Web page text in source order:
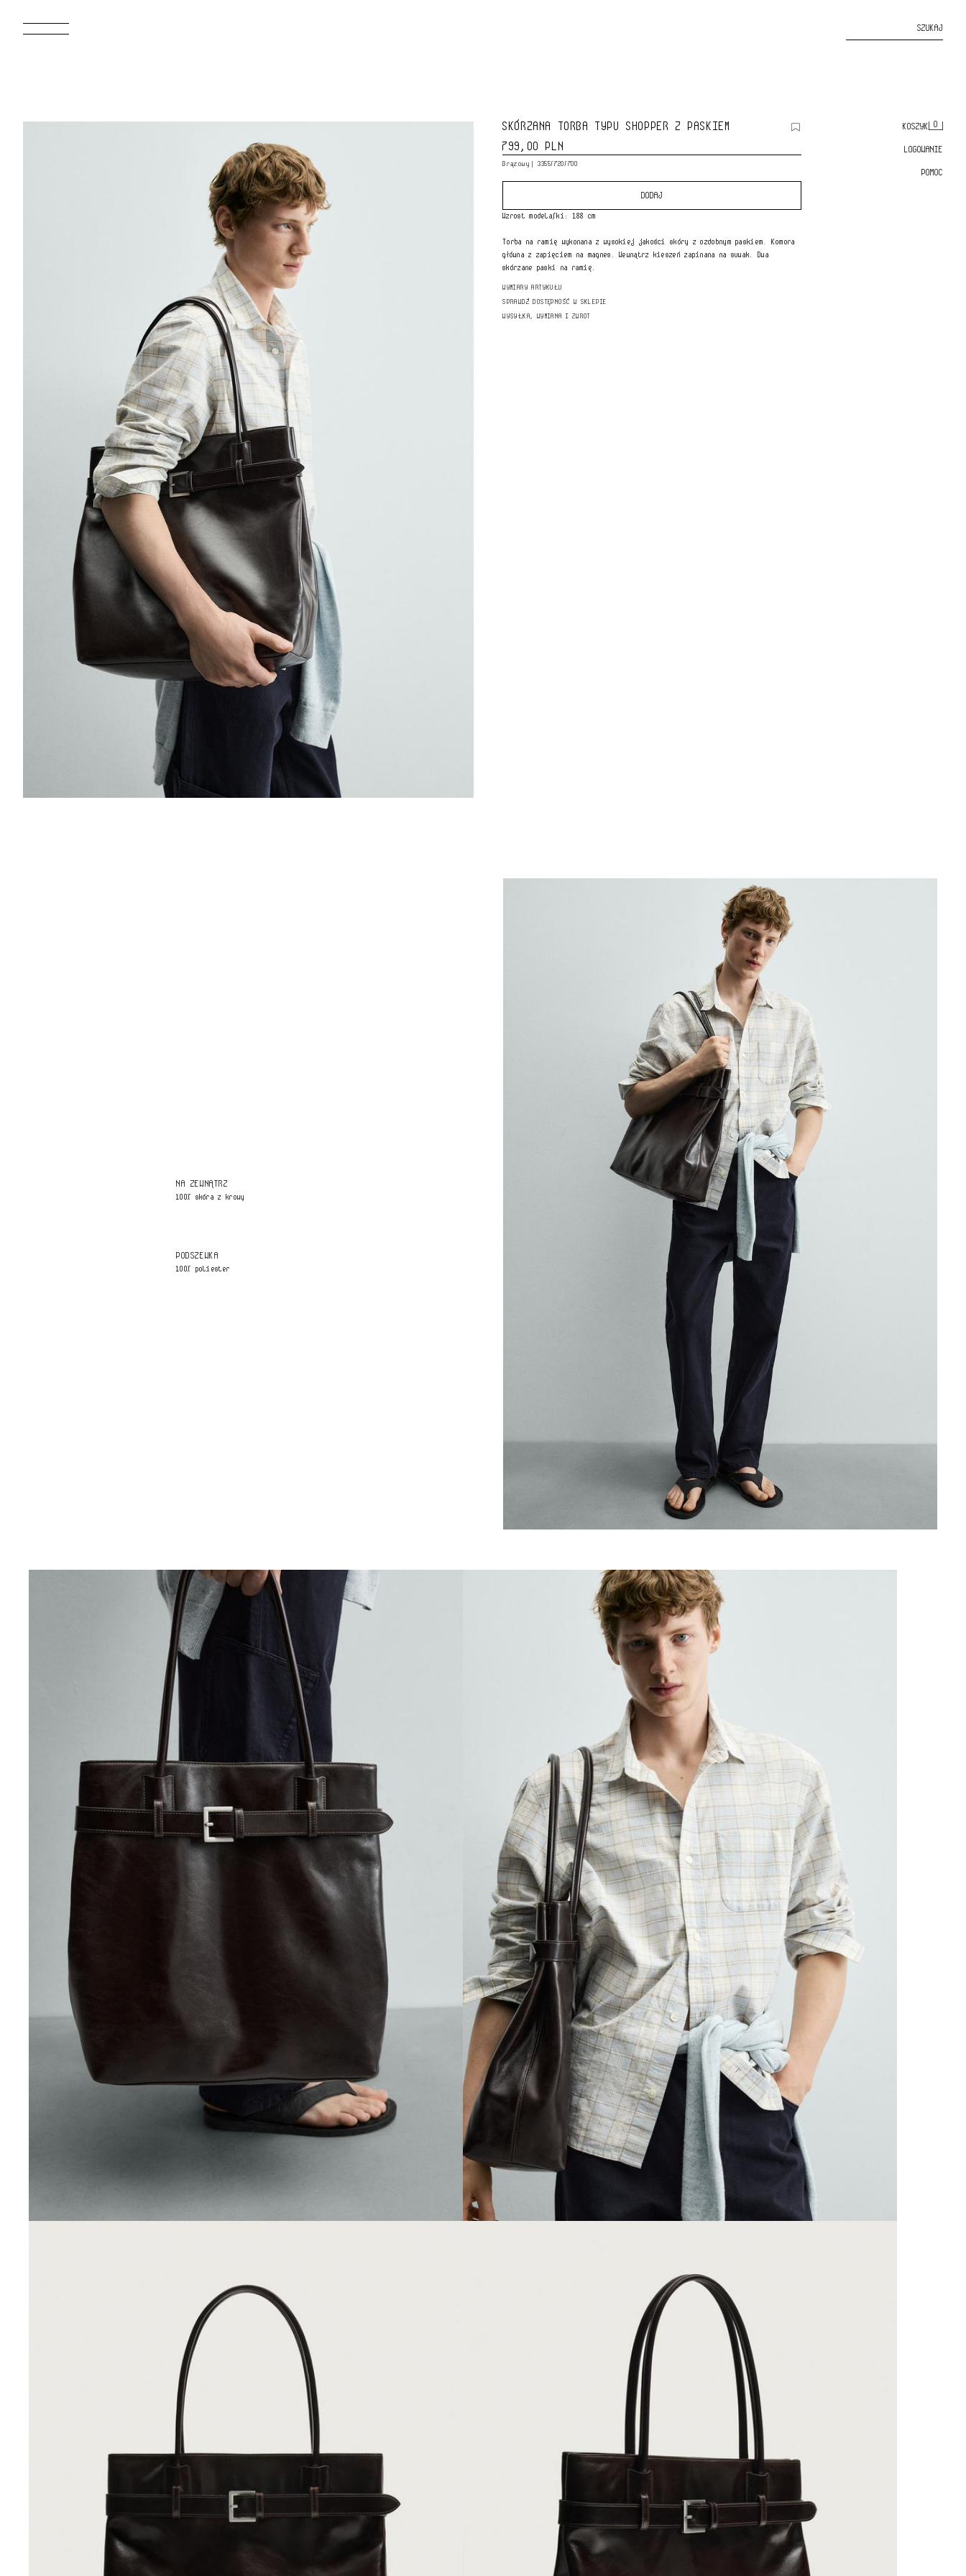
SZUKAJ
KOSZYK 0
LOGOWANIE
POMOC
SKÓRZANA TORBA TYPU SHOPPER Z PASKIEM
799,00 PLN
Brązowy 3355/720/700
DODAJ
Wzrost modela/ki: 188 cm
Torba na ramię wykonana z wysokiej jakości skóry z ozdobnym paskiem. Komora
główna z zapięciem na magnes. Wewnątrz kieszeń zapinana na suwak. Dwa
skórzane paski na ramię.
Kolekcja specjalna Origins.
WYMIARY ARTYKUŁU
SPRAWDŹ DOSTĘPNOŚĆ W SKLEPIE
WYSYŁKA, WYMIANA I ZWROT
NA ZEWNĄTRZ
100% skóra z krowy
PODSZEWKA
100% poliester